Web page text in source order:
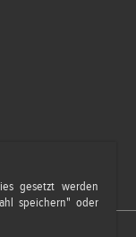
gesetzt werden
speichern" oder